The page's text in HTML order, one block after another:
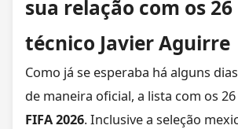
sua relação com os
técnico Javier Aguirre
Como já se esperaba há alguns
de maneira oficial, a lista com os
FIFA 2026. Inclusive a seleção